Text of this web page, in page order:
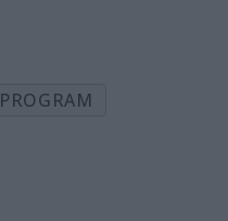
PROGRAM